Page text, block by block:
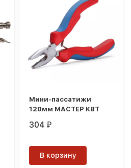
Мини-пассатижи
120мм МАСТЕР КВТ
304₽
В корзину